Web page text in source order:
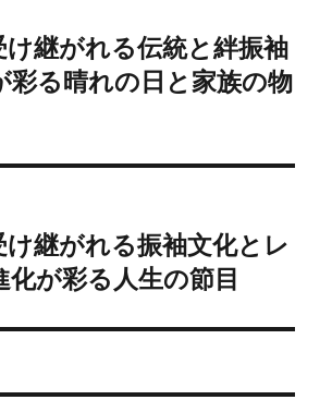
け継がれる伝統と絆振袖
彩る晴れの日と家族の物
け継がれる振袖文化とレ
化が彩る人生の節目